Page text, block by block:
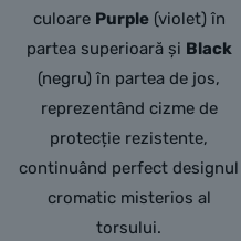
culoare Purple(violet) în
partea superioară și Black
(negru) în partea de jos,
reprezentând cizme de
protecție rezistente,
continuând perfect designul
cromatic misterios al
torsului.